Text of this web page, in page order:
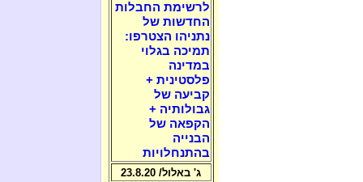
לרשימת החבלות
החדשות של
נתניהו הצטרפו:
תמיכה בגלוי
במדינה
פלסטינית +
קביעה של
גבולותיה +
הקפאה של
הבנייה
בהתנחלויות
ג' באלול/ 23.8.20